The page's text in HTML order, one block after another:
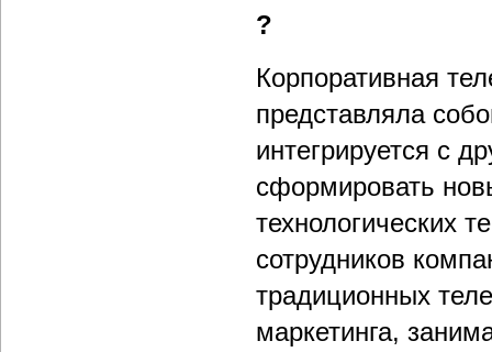
?
Корпоративная
представляла
интегрируется с
сформировать
технологических
сотрудников
традиционных
маркетинга,